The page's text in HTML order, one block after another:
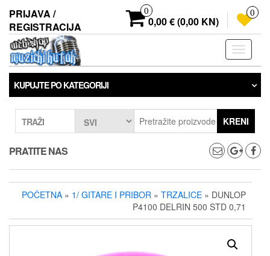
sadržaj
PRIJAVA /
REGISTRACIJA
0
0,00 € (0,00 KN)
0
KUPUJTE PO KATEGORIJI
TRAŽI KRENI
PRATITE NAS
POČETNA » 1/ GITARE I PRIBOR » TRZALICE » DUNLOP
P4100 DELRIN 500 STD 0,71